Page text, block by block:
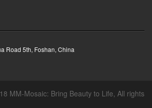
Road 5th, Foshan, China
MM-Mosaic: Bring Beauty to Life, All rights